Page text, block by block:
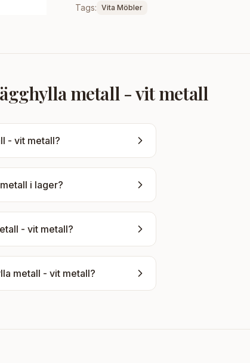
Tags: Vita Möbler
metall - vit metall
- vit metall?
i lager?
- vit metall?
metall - vit metall?